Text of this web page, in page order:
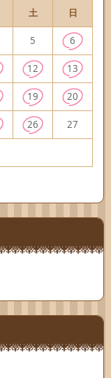
土 日
5 6
12 13
19 20
26 27